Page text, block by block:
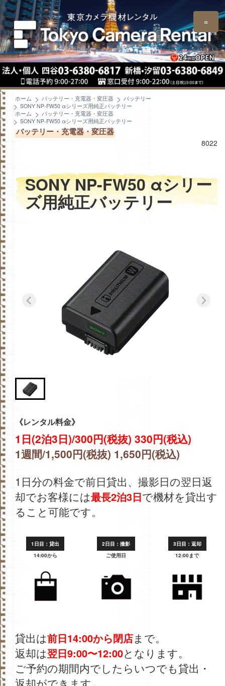
≡
ホーム バッテリー・充電器・変圧器
バッテリー
SONY NP-FW50 αシリーズ用純正バッテリー
ホーム
バッテリー・充電器・変圧器
SONY NP-FW50 αシリーズ用純正バッテリー
バッテリー・充電器・変圧器
8022
SONY NP-FW50 αシリー
ズ用純正バッテリー
《レンタル料金》
1日(2泊3日)/300円(税抜) 330円(税込)
1週間/1,500円(税抜) 1,650円(税込)
1日分の料金で前日貸出、撮影日の翌日返
却でお客様には最長2泊3日で機材を貸出す
ること可能です。
1日目：貸出
14:00から
2日目：撮影
ご使用日
3日目：返却
12:00まで
貸出は前日14:00から閉店まで。
返却は翌日9:00〜12:00となります。
ご予約の期間内でしたらいつでも貸出・